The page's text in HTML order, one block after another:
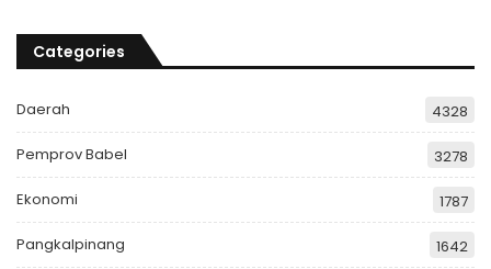
Categories
Daerah 4328
Pemprov Babel 3278
Ekonomi 1787
Pangkalpinang 1642